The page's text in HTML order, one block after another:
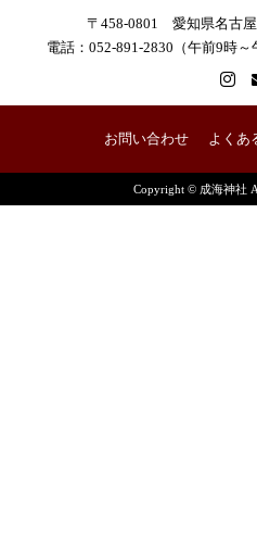
〒458-0801 愛知県名古
電話：052-891-2830（午前9時
お問い合わせ よくあ
Copyright © 成海神社